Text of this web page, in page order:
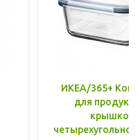
ИКЕА/365+
для
крышкой,